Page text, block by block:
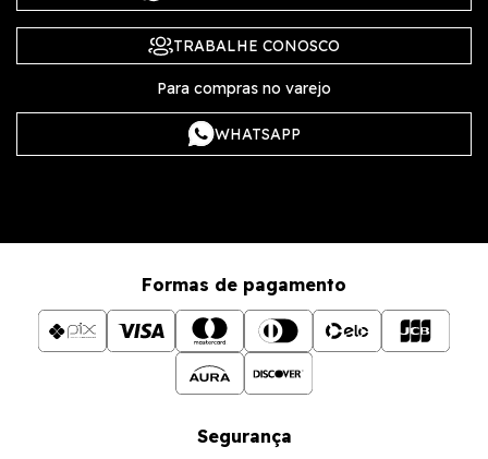
TRABALHE CONOSCO
Para compras no varejo
WHATSAPP
Formas de pagamento
Segurança